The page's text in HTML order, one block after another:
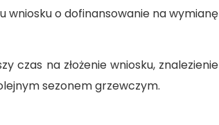
o dofinansowanie na wymianę
czas na złożenie wniosku, znalezienie
sezonem grzewczym.